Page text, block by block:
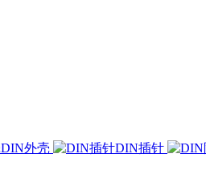
DIN外壳 DIN插针